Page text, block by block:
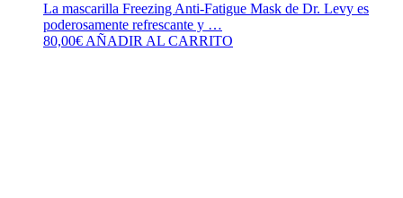
La mascarilla Freezing Anti-Fatigue Mask de Dr. Levy es
poderosamente refrescante y …
80,00€AÑADIR AL CARRITO